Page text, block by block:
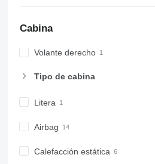
Cabina
Volante derecho
Tipo de cabina
Litera
Airbag
Calefacción estática